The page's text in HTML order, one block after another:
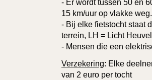
- Er wordt tussen 50 en
15 km/uur op vlakke weg.
- Bij elke fietstocht staat
terrein, LH = Licht
- Mensen die een
Verzekering: Elke
van 2 euro per tocht